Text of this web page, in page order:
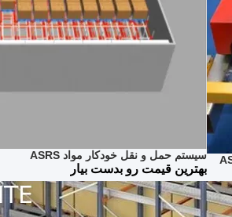
سیستم حمل و نقل خودکار مواد ASRS
بهترین قیمت رو بدست بیار